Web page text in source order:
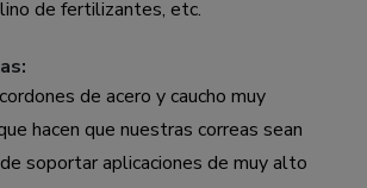
de fertilizantes, etc.
de acero y caucho muy
hacen que nuestras correas sean
soportar aplicaciones de muy alto